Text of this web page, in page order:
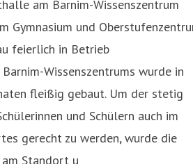
am Barnim-Wissenszentrum
Gymnasium und
feierlich in Betrieb
Wissenszentrums wurde in
fleißig gebaut. Um der stetig
und Schülern auch im
gerecht zu werden, wurde die
Standort u